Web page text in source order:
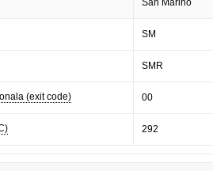
San Marino
SM
SMR
(exit code) 00
292